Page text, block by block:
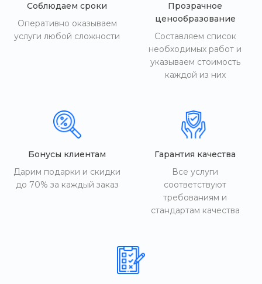
Соблюдаем сроки
Оперативно оказываем
услуги любой сложности
Прозрачное
ценообразование
Составляем список
необходимых работ и
указываем стоимость
каждой из них
Бонусы клиентам
Дарим подарки и скидки
до 70% за каждый заказ
Гарантия качества
Все услуги
соответствуют
требованиям и
стандартам качества